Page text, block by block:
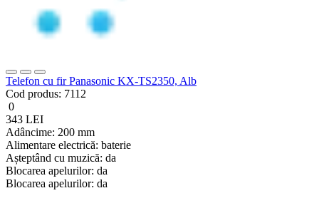
Telefon cu fir Panasonic KX-TS2350, Alb
Cod produs: 7112
0
343 LEI
Adâncime: 200 mm
Alimentare electrică: baterie
Așteptând cu muzică: da
Blocarea apelurilor: da
Blocarea apelurilor: da